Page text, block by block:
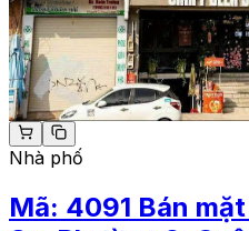
Nhà phố
Mã: 4091 Bán